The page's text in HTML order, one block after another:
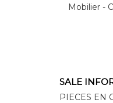
SALE
PIECES EN